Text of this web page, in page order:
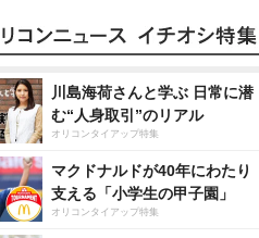
川島海荷さんと学ぶ 日常に潜
む“人身取引”のリアル
オリコンタイアップ特集
マクドナルドが40年にわたり
支える「小学生の甲子園」
オリコンタイアップ特集